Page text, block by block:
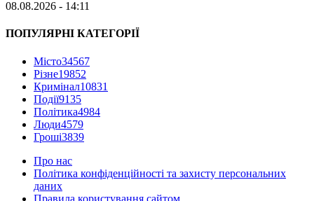
08.08.2026 - 14:11
ПОПУЛЯРНІ КАТЕГОРІЇ
Місто34567
Різне19852
Кримінал10831
Події9135
Політика4984
Люди4579
Гроші3839
Про нас
Політика конфіденційності та захисту персональних
даних
Правила користування сайтом